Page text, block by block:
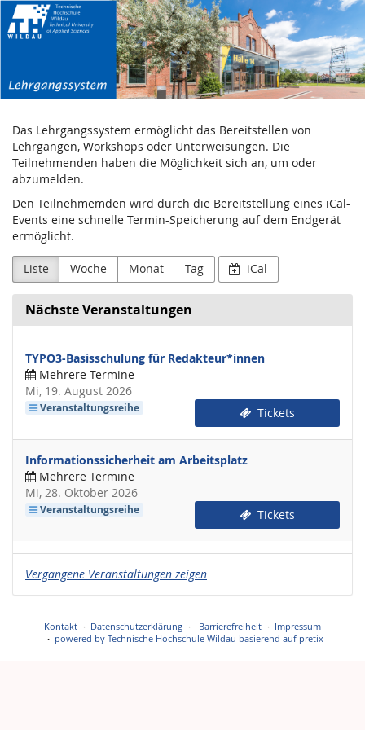
Zum
Haupt-
Lehrgangssystem
Das Lehrgangssystem ermöglicht das Bereitstellen von
Lehrgängen, Workshops oder Unterweisungen. Die
Teilnehmenden haben die Möglichkeit sich an, um oder
abzumelden.
Den Teilnehmemden wird durch die Bereitstellung eines iCal-
Events eine schnelle Termin-Speicherung auf dem Endgerät
ermöglicht.
Liste Woche Monat Tag iCal
Nächste Veranstaltungen
TYPO3-Basisschulung für Redakteur*innen
Mehrere Termine
Mi, 19. August 2026
Veranstaltungsreihe Tickets
Informationssicherheit am Arbeitsplatz
Mehrere Termine
Mi, 28. Oktober 2026
Veranstaltungsreihe Tickets
Vergangene Veranstaltungen zeigen
Kontakt Datenschutzerklärung Barrierefreiheit
Impressum
powered by Technische Hochschule Wildau basierend auf pretix